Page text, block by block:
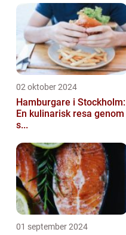
02 oktober 2024
Hamburgare i Stockholm:
En kulinarisk resa genom
s...
01 september 2024